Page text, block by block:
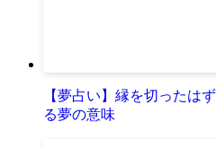
【夢占い】縁を切ったは
る夢の意味